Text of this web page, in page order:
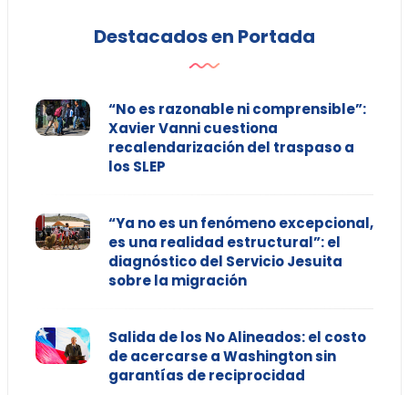
Destacados en Portada
“No es razonable ni comprensible”:
Xavier Vanni cuestiona
recalendarización del traspaso a
los SLEP
“Ya no es un fenómeno excepcional,
es una realidad estructural”: el
diagnóstico del Servicio Jesuita
sobre la migración
Salida de los No Alineados: el costo
de acercarse a Washington sin
garantías de reciprocidad